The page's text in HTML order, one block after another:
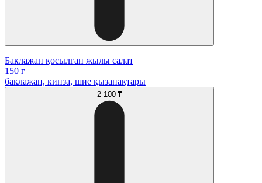
Баклажан қосылған жылы салат
150 г
баклажан, кинза, шие қызанақтары
2 100 ₸